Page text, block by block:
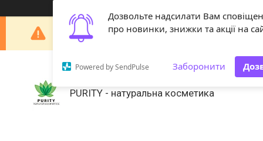
Дозвольте надсилати Вам
про новинки, знижки та акції на
Powered by SendPulse Заборонити
Шановні покупці! З 29 липня по 18 серпня наша
PURITY - натуральна косметика